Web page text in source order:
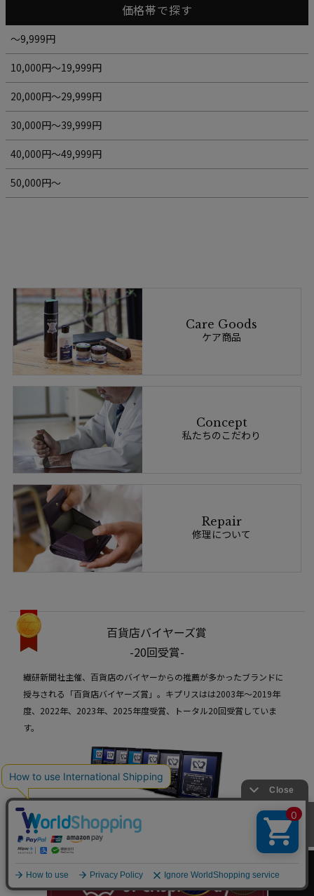
価格帯で探す
～9,999円
10,000円～19,999円
20,000円～29,999円
30,000円～39,999円
40,000円～49,999円
50,000円～
Care Goods
ケア商品
Concept
私たちのこだわり
Repair
修理について
百貨店バイヤーズ賞
-20回受賞-
繊研新聞社主催、百貨店のバイヤーからの推薦が多かったブランドに
授与される「百貨店バイヤーズ賞」。キプリスはは2003年〜2019年
度、2022年、2023年、2025年度受賞、トータル20回受賞していま
す。
カートへ